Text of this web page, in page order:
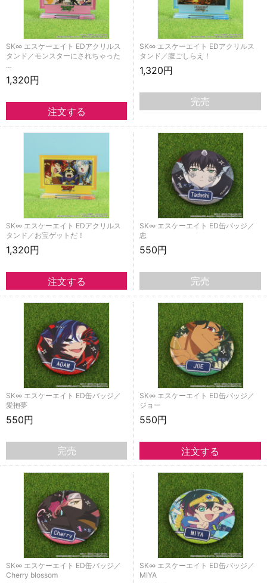
SK∞ エスケーエイト EDアクリルス
タンド／モンスターにされちゃった
…
1,320円
SK∞ エスケーエイト EDアクリルス
タンド／腹ごしらえ！
1,320円
完売
SK∞ エスケーエイト EDアクリルス
タンド／お宝ゲットだ！
1,320円
SK∞ エスケーエイト ED缶バッジ／
忠
550円
完売
SK∞ エスケーエイト ED缶バッジ／
愛抱夢
550円
完売
SK∞ エスケーエイト ED缶バッジ／
ジョー
550円
SK∞ エスケーエイト ED缶バッジ／
Cherry blossom
SK∞ エスケーエイト ED缶バッジ／
MIYA